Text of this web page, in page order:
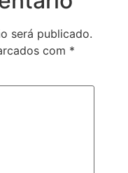
será publicado.
com *